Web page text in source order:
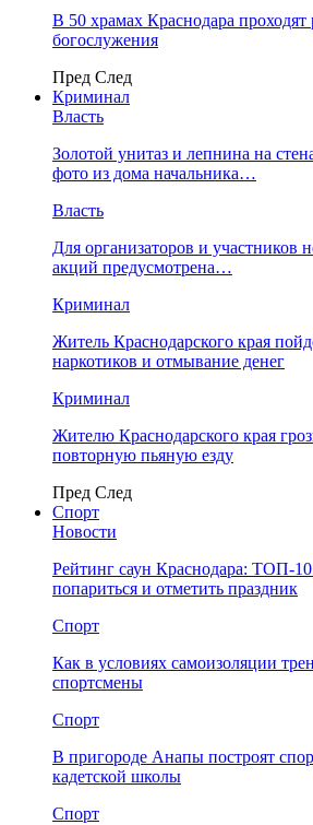
В 50 храмах Краснодара проходят
богослужения
Пред След
Криминал
Власть
​Золотой унитаз и лепнина на
фото из дома начальника…
Власть
Для организаторов и участников
акций предусмотрена…
Криминал
Житель Краснодарского края
наркотиков и отмывание денег
Криминал
Жителю Краснодарского края
повторную пьяную езду
Пред След
Спорт
Новости
Рейтинг саун Краснодара: ТОП-
попариться и отметить праздник
Спорт
Как в условиях самоизоляции
спортсмены
Спорт
В пригороде Анапы построят
кадетской школы
Спорт